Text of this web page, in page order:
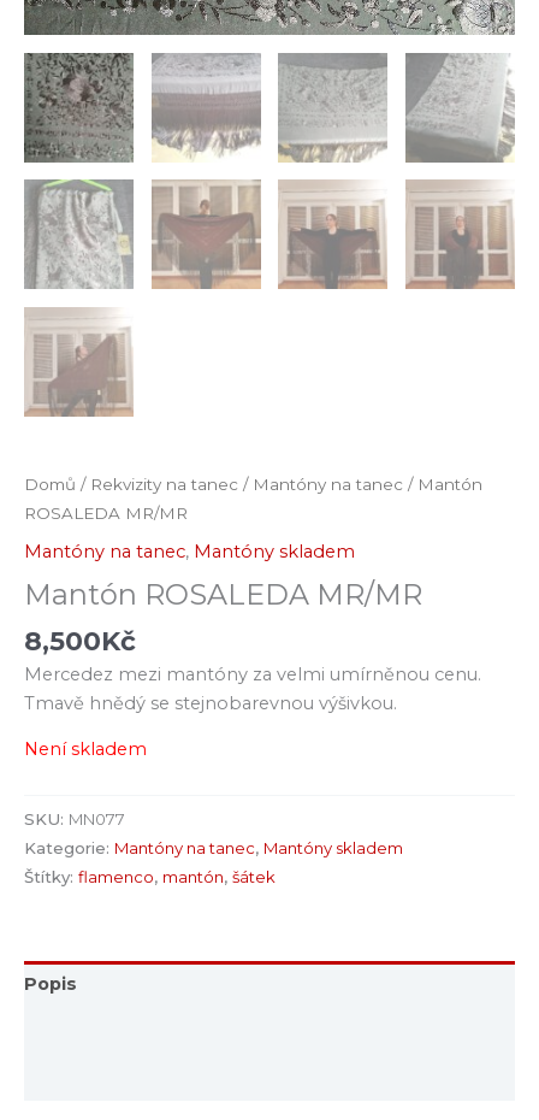
Domů / Rekvizity na tanec / Mantóny na tanec / Mantón
ROSALEDA MR/MR
Mantóny na tanec, Mantóny skladem
Mantón ROSALEDA MR/MR
8,500Kč
Mercedez mezi mantóny za velmi umírněnou cenu.
Tmavě hnědý se stejnobarevnou výšivkou.
Není skladem
SKU: MN077
Kategorie: Mantóny na tanec, Mantóny skladem
Štítky: flamenco, mantón, šátek
Popis